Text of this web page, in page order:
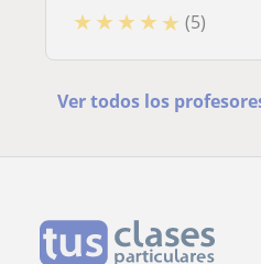
★ ★ ★ ★ ★ (5)
Ver todos los